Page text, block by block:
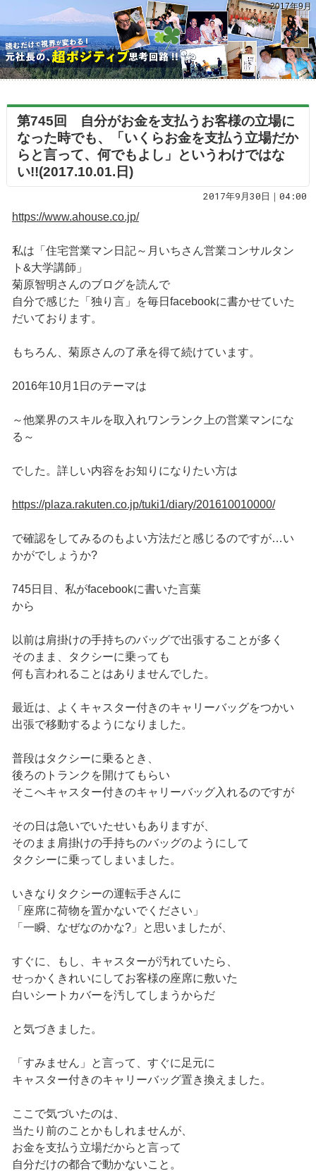
2017年9月
第745回 自分がお金を支払うお客様の立場に
なった時でも、「いくらお金を支払う立場だか
らと言って、何でもよし」というわけではな
い!!(2017.10.01.日)
2017年9月30日｜04:00
https://www.ahouse.co.jp/
私は「住宅営業マン日記～月いちさん営業コンサルタン
ト&大学講師」
菊原智明さんのブログを読んで
自分で感じた「独り言」を毎日facebookに書かせていた
だいております。
もちろん、菊原さんの了承を得て続けています。
2016年10月1日のテーマは
～他業界のスキルを取入れワンランク上の営業マンにな
る～
でした。詳しい内容をお知りになりたい方は
https://plaza.rakuten.co.jp/tuki1/diary/201610010000/
で確認をしてみるのもよい方法だと感じるのですが…い
かがでしょうか?
745日目、私がfacebookに書いた言葉
から
以前は肩掛けの手持ちのバッグで出張することが多く
そのまま、タクシーに乗っても
何も言われることはありませんでした。
最近は、よくキャスター付きのキャリーバッグをつかい
出張で移動するようになりました。
普段はタクシーに乗るとき、
後ろのトランクを開けてもらい
そこへキャスター付きのキャリーバッグ入れるのですが
その日は急いでいたせいもありますが、
そのまま肩掛けの手持ちのバッグのようにして
タクシーに乗ってしまいました。
いきなりタクシーの運転手さんに
「座席に荷物を置かないでください」
「一瞬、なぜなのかな?」と思いましたが、
すぐに、もし、キャスターが汚れていたら、
せっかくきれいにしてお客様の座席に敷いた
白いシートカバーを汚してしまうからだ
と気づきました。
「すみません」と言って、すぐに足元に
キャスター付きのキャリーバッグ置き換えました。
ここで気づいたのは、
当たり前のことかもしれませんが、
お金を支払う立場だからと言って
自分だけの都合で動かないこと。